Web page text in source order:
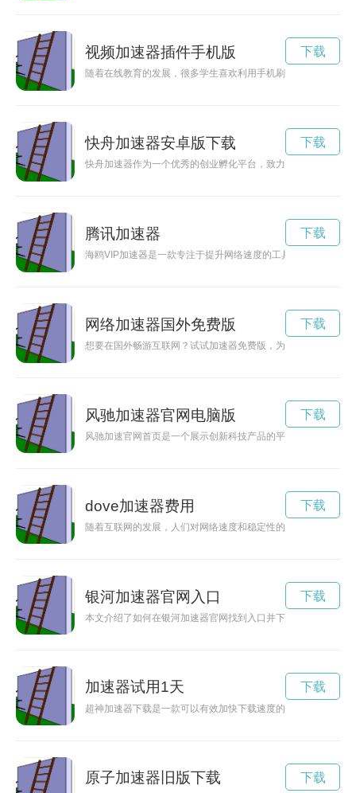
视频加速器插件手机版
随着在线教育的发展，很多学生喜欢利用手机刷课视频来学习
下载
快舟加速器安卓版下载
快舟加速器作为一个优秀的创业孵化平台，致力于帮助初创企
下载
腾讯加速器
海鸥VIP加速器是一款专注于提升网络速度的工具，通过加速
下载
网络加速器国外免费版
想要在国外畅游互联网？试试加速器免费版，为你带来更快速、
下载
风驰加速器官网电脑版
风驰加速官网首页是一个展示创新科技产品的平台，为用户提
下载
dove加速器费用
随着互联网的发展，人们对网络速度和稳定性的要求越来越高
下载
银河加速器官网入口
本文介绍了如何在银河加速器官网找到入口并下载，全面解决网
下载
加速器试用1天
超神加速器下载是一款可以有效加快下载速度的网络工具，让
下载
原子加速器旧版下载 下载